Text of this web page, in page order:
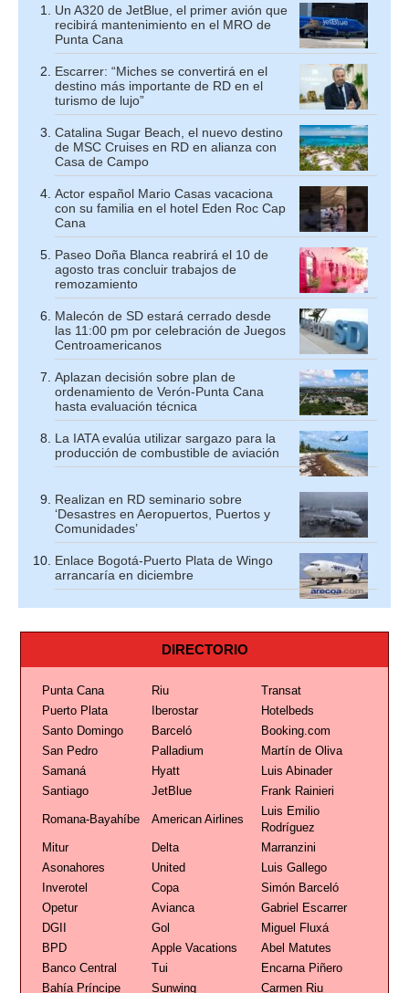
Un A320 de JetBlue, el primer avión que
recibirá mantenimiento en el MRO de
Punta Cana
Escarrer: “Miches se convertirá en el
destino más importante de RD en el
turismo de lujo”
Catalina Sugar Beach, el nuevo destino
de MSC Cruises en RD en alianza con
Casa de Campo
Actor español Mario Casas vacaciona
con su familia en el hotel Eden Roc Cap
Cana
Paseo Doña Blanca reabrirá el 10 de
agosto tras concluir trabajos de
remozamiento
Malecón de SD estará cerrado desde
las 11:00 pm por celebración de Juegos
Centroamericanos
Aplazan decisión sobre plan de
ordenamiento de Verón-Punta Cana
hasta evaluación técnica
La IATA evalúa utilizar sargazo para la
producción de combustible de aviación
Realizan en RD seminario sobre
‘Desastres en Aeropuertos, Puertos y
Comunidades’
Enlace Bogotá-Puerto Plata de Wingo
arrancaría en diciembre
DIRECTORIO
Punta Cana Riu
Transat
Puerto Plata
Iberostar
Hotelbeds
Santo Domingo
Barceló
Booking.com
San Pedro
Palladium
Martín de Oliva
Samaná
Hyatt
Luis Abinader
Santiago
JetBlue Frank Rainieri
Romana-Bayahíbe American Airlines
Luis Emilio
Rodríguez
Mitur
Delta
Marranzini
Asonahores
United
Luis Gallego
Inverotel
Copa
Simón Barceló
Opetur
Avianca
Gabriel Escarrer
DGII
Gol
Miguel Fluxá
BPD
Apple Vacations
Abel Matutes
Banco Central
Tui
Encarna Piñero
Bahía Príncipe
Sunwing Carmen Riu